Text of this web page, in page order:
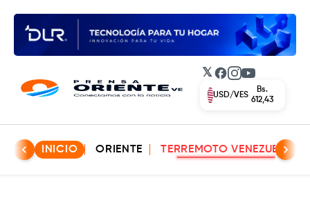
𝕏 Facebook
Instagram
YouTube
USD/VES
Bs.
612,43
INICIO ORIENTE TERREMOTO VENEZUELA